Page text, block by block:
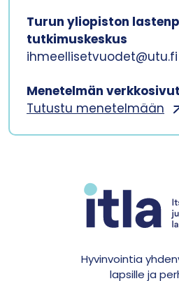
Turun yliopiston
tutkimuskeskus
ihmeellisetvuodet@utu.fi
Menetelmän verkkosivut
Tutustu menetelmään
Hyvinvointia
lapsille ja